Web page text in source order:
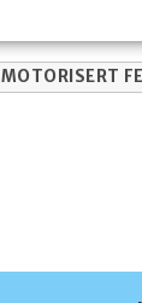
MOTORISERT